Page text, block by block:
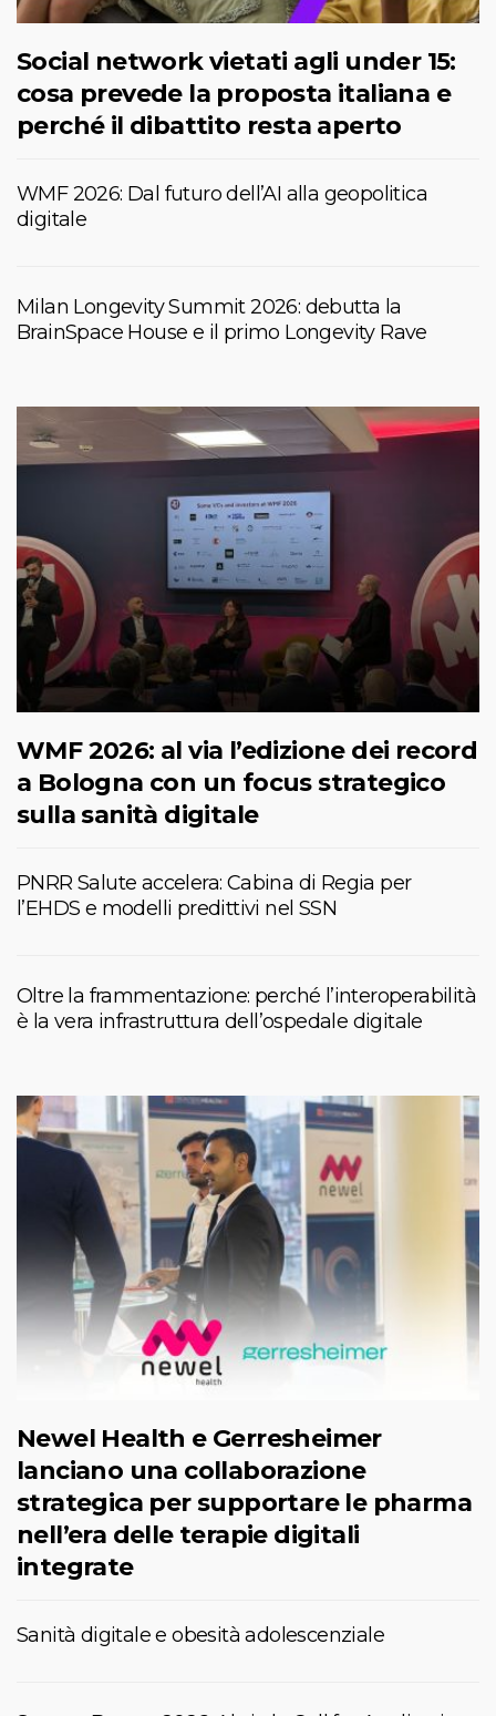
Social network vietati agli under 15:
cosa prevede la proposta italiana e
perché il dibattito resta aperto
WMF 2026: Dal futuro dell’AI alla geopolitica
digitale
Milan Longevity Summit 2026: debutta la
BrainSpace House e il primo Longevity Rave
WMF 2026: al via l’edizione dei record
a Bologna con un focus strategico
sulla sanità digitale
PNRR Salute accelera: Cabina di Regia per
l’EHDS e modelli predittivi nel SSN
Oltre la frammentazione: perché l’interoperabilità
è la vera infrastruttura dell’ospedale digitale
Newel Health e Gerresheimer
lanciano una collaborazione
strategica per supportare le pharma
nell’era delle terapie digitali
integrate
Sanità digitale e obesità adolescenziale